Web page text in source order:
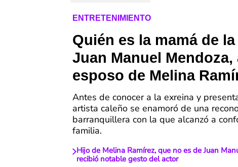
ENTRETENIMIENTO
Quién es la mamá de
Juan Manuel
esposo de Melina
Antes de conocer a la exreina y
artista caleño se enamoró de una
barranquillera con la que alcanzó a
familia.
Hijo de Melina Ramírez, que no es de Juan
recibió notable gesto del actor